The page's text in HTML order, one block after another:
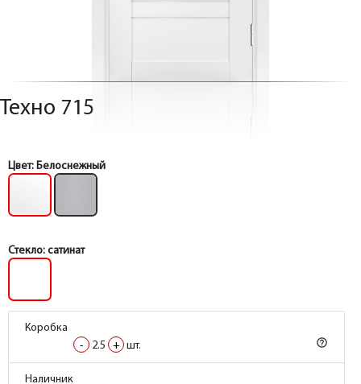
Техно 715
Цвет: Белоснежный
Стекло: сатинат
Коробка
-
2.5 + шт. help_outline
Наличник